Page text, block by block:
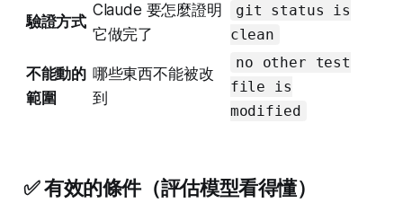
驗證方式
Claude 要怎麼證明
它做完了
git status is
clean
不能動的
範圍
哪些東西不能被改
到
no other test
file is
modified
✅ 有效的條件（評估模型看得懂）